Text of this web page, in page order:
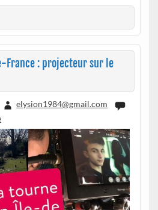
France : projecteur sur le
elysion1984@gmail.com